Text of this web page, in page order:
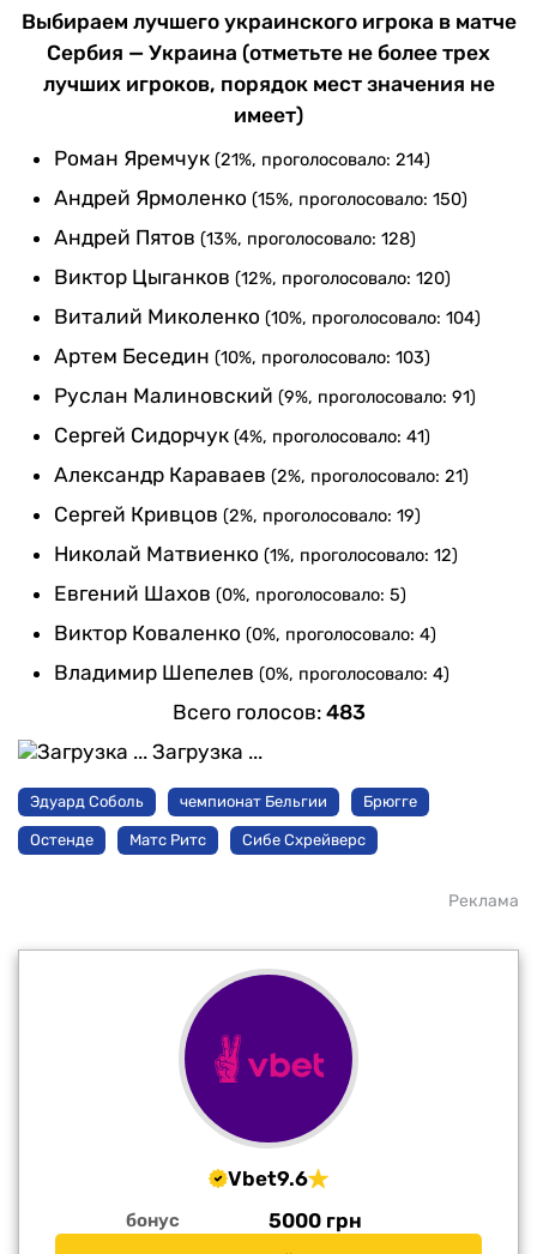
Выбираем лучшего украинского игрока в матче
Сербия — Украина (отметьте не более трех
лучших игроков, порядок мест значения не
имеет)
Роман Яремчук (21%, проголосовало: 214)
Андрей Ярмоленко (15%, проголосовало: 150)
Андрей Пятов (13%, проголосовало: 128)
Виктор Цыганков (12%, проголосовало: 120)
Виталий Миколенко (10%, проголосовало: 104)
Артем Беседин (10%, проголосовало: 103)
Руслан Малиновский (9%, проголосовало: 91)
Сергей Сидорчук (4%, проголосовало: 41)
Александр Караваев (2%, проголосовало: 21)
Сергей Кривцов (2%, проголосовало: 19)
Николай Матвиенко (1%, проголосовало: 12)
Евгений Шахов (0%, проголосовало: 5)
Виктор Коваленко (0%, проголосовало: 4)
Владимир Шепелев (0%, проголосовало: 4)
Всего голосов: 483
Загрузка ...
Эдуард Соболь чемпионат Бельгии Брюгге
Остенде Матс Ритс Сибе Схрейверс
Реклама
Vbet9.6
бонус 5000 грн